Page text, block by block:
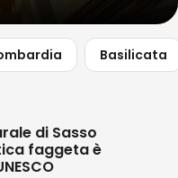
Basilicata
di Sasso
faggeta è